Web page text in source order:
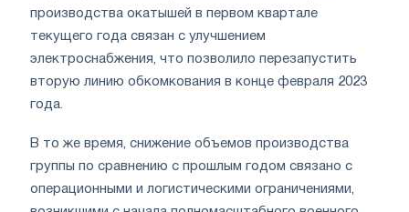
производства окатышей в первом квартале
текущего года связан с улучшением
электроснабжения, что позволило перезапустить
вторую линию обкомкования в конце февраля 2023
года.
В то же время, снижение объемов производства
группы по сравнению с прошлым годом связано с
операционными и логистическими ограничениями,